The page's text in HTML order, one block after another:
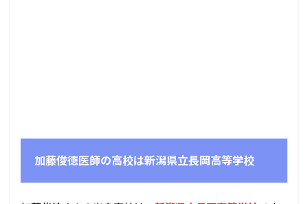
加藤俊徳医師の高校は新潟県立長岡高等学校